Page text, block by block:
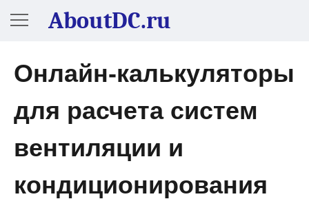
AboutDC.ru
Онлайн-калькуляторы
для расчета систем
вентиляции и
кондиционирования